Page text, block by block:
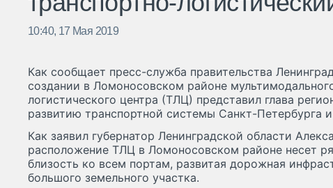
10:40, 17 Мая 2019
Как сообщает пресс-служба правительства
создании в Ломоносовском районе
логистического центра (ТЛЦ) представил глава
развитию транспортной системы Санкт-Петербурга
Как заявил губернатор Ленинградской области
расположение ТЛЦ в Ломоносовском районе несет
близость ко всем портам, развитая дорожная
большого земельного участка.